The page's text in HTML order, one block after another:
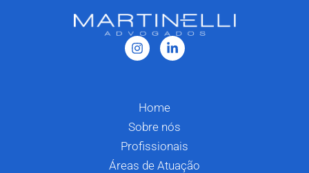
Home
Sobre nós
Profissionais
Áreas de Atuação